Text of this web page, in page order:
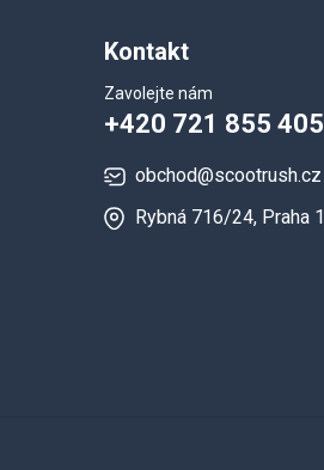
Kontakt
Zavolejte nám
+420 721 855 405
obchod@scootrush.cz
Rybná 716/24, Praha 1